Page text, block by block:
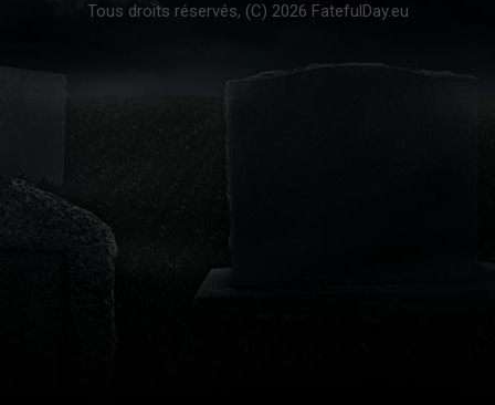
Tous droits réservés, (C) 2026 FatefulDay.eu